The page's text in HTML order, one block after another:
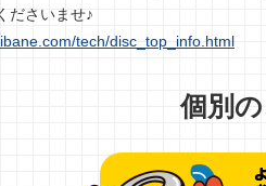
ださいませ♪
tech/disc_top_info.html
個別